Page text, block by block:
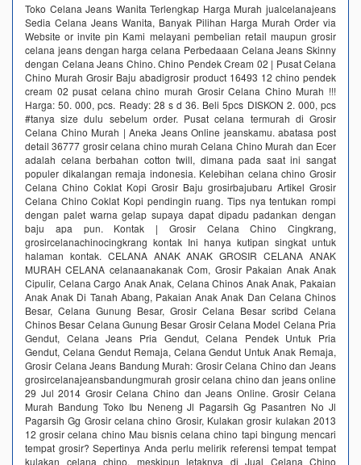
Toko Celana Jeans Wanita Terlengkap Harga Murah jualcelanajeans
Sedia Celana Jeans Wanita, Banyak Pilihan Harga Murah Order via
Website or invite pin Kami melayani pembelian retail maupun grosir
celana jeans dengan harga celana Perbedaaan Celana Jeans Skinny
dengan Celana Jeans Chino. Chino Pendek Cream 02 | Pusat Celana
Chino Murah Grosir Baju abadigrosir product 16493 12 chino pendek
cream 02 pusat celana chino murah Grosir Celana Chino Murah !!!
Harga: 50. 000, pcs. Ready: 28 s d 36. Beli 5pcs DISKON 2. 000, pcs
#tanya size dulu sebelum order. Pusat celana termurah di Grosir
Celana Chino Murah | Aneka Jeans Online jeanskamu. abatasa post
detail 36777 grosir celana chino murah Celana Chino Murah dan Ecer
adalah celana berbahan cotton twill, dimana pada saat ini sangat
populer dikalangan remaja indonesia. Kelebihan celana chino Grosir
Celana Chino Coklat Kopi Grosir Baju grosirbajubaru Artikel Grosir
Celana Chino Coklat Kopi pendingin ruang. Tips nya tentukan rompi
dengan palet warna gelap supaya dapat dipadu padankan dengan
baju apa pun. Kontak | Grosir Celana Chino Cingkrang,
grosircelanachinocingkrang kontak Ini hanya kutipan singkat untuk
halaman kontak. CELANA ANAK ANAK GROSIR CELANA ANAK
MURAH CELANA celanaanakanak Com, Grosir Pakaian Anak Anak
Cipulir, Celana Cargo Anak Anak, Celana Chinos Anak Anak, Pakaian
Anak Anak Di Tanah Abang, Pakaian Anak Anak Dan Celana Chinos
Besar, Celana Gunung Besar, Grosir Celana Besar scribd Celana
Chinos Besar Celana Gunung Besar Grosir Celana Model Celana Pria
Gendut, Celana Jeans Pria Gendut, Celana Pendek Untuk Pria
Gendut, Celana Gendut Remaja, Celana Gendut Untuk Anak Remaja,
Grosir Celana Jeans Bandung Murah: Grosir Celana Chino dan Jeans
grosircelanajeansbandungmurah grosir celana chino dan jeans online
29 Jul 2014 Grosir Celana Chino dan Jeans Online. Grosir Celana
Murah Bandung Toko Ibu Neneng Jl Pagarsih Gg Pasantren No Jl
Pagarsih Gg Grosir celana chino Grosir, Kulakan grosir kulakan 2013
12 grosir celana chino Mau bisnis celana chino tapi bingung mencari
tempat grosir? Sepertinya Anda perlu melirik referensi tempat tempat
kulakan celana chino, meskipun letaknya di Jual Celana Chino